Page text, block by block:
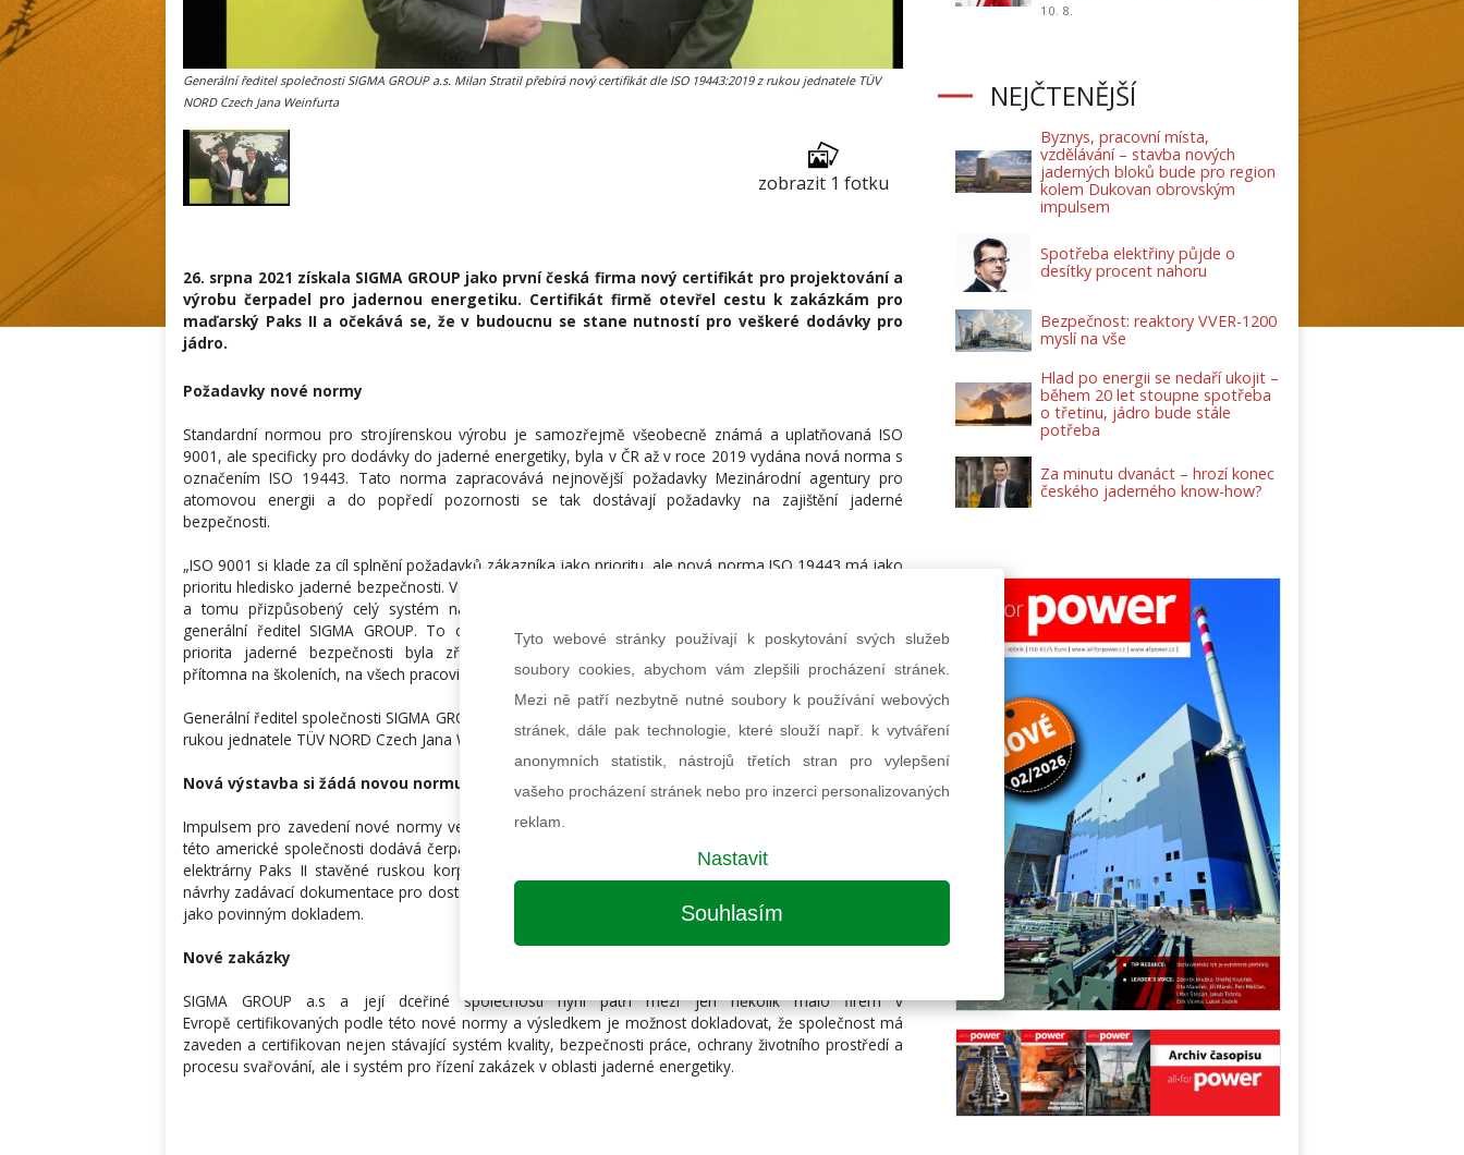
Generální ředitel společnosti SIGMA GROUP a.s. Milan Stratil přebírá nový certifikát dle ISO 19443:2019 z rukou jednatele TÜV
NORD Czech Jana Weinfurta
zobrazit 1 fotku
26. srpna 2021 získala SIGMA GROUP jako první česká firma nový certifikát pro projektování a
výrobu čerpadel pro jadernou energetiku. Certifikát firmě otevřel cestu k zakázkám pro
maďarský Paks II a očekává se, že v budoucnu se stane nutností pro veškeré dodávky pro
jádro.
Požadavky nové normy
Standardní normou pro strojírenskou výrobu je samozřejmě všeobecně známá a uplatňovaná ISO
9001, ale specificky pro dodávky do jaderné energetiky, byla v ČR až v roce 2019 vydána nová norma s
označením ISO 19443. Tato norma zapracovává nejnovější požadavky Mezinárodní agentury pro
atomovou energii a do popředí pozornosti se tak dostávají požadavky na zajištění jaderné
bezpečnosti.
„ISO 9001 si klade za cíl splnění požadavků zákazníka jako prioritu, ale nová norma ISO 19443 má jako
prioritu hledisko jaderné bezpečnosti. V praxi to znamená v první řadě posuzování jaderné bezpečnosti
a tomu přizpůsobený celý systém návrhu, výroby a dokladování,“ popisuje rozdíly Milan Stratil,
generální ředitel SIGMA GROUP. To ovšem znamená zásadní přestavbu systému řízení tak, aby
priorita jaderné bezpečnosti byla zřejmá ze všech postupů, dokumentů, kvalifikací, aby byla
přítomna na školeních, na všech pracovištích a kancelářích.
Generální ředitel společnosti SIGMA GROUP a.s. Milan Stratil přebírá nový certifikát dle ISO 19443:2019 z
rukou jednatele TÜV NORD Czech Jana Weinfurta
Nová výstavba si žádá novou normu
Impulsem pro zavedení nové normy ve firmě byl zákaznický audit společnosti General Electric. SIGMA
této americké společnosti dodává čerpací techniku v rámci subdodávek pro turbínu maďarské jaderné
elektrárny Paks II stavěné ruskou korporací pro atomovou energii Rosatom. Také zatím dostupné
návrhy zadávací dokumentace pro dostavbu nových jaderných bloků v ČR počítají s normou ISO 19443
jako povinným dokladem.
Nové zakázky
SIGMA GROUP a.s a její dceřiné společnosti nyní patří mezi jen několik málo firem v
Evropě certifikovaných podle této nové normy a výsledkem je možnost dokladovat, že společnost má
zaveden a certifikovan nejen stávající systém kvality, bezpečnosti práce, ochrany životního prostředí a
procesu svařování, ale i systém pro řízení zakázek v oblasti jaderné energetiky.
10. 8.
NEJČTENĚJŠÍ
Byznys, pracovní místa,
vzdělávání – stavba nových
jaderných bloků bude pro region
kolem Dukovan obrovským
impulsem
Spotřeba elektřiny půjde o
desítky procent nahoru
Bezpečnost: reaktory VVER-1200
myslí na vše
Hlad po energii se nedaří ukojit –
během 20 let stoupne spotřeba
o třetinu, jádro bude stále
potřeba
Za minutu dvanáct – hrozí konec
českého jaderného know-how?
Tyto webové stránky používají k poskytování svých služeb
soubory cookies, abychom vám zlepšili procházení stránek.
Mezi ně patří nezbytně nutné soubory k používání webových
stránek, dále pak technologie, které slouží např. k vytváření
anonymních statistik, nástrojů třetích stran pro vylepšení
vašeho procházení stránek nebo pro inzerci personalizovaných
reklam.
Nastavit
Souhlasím